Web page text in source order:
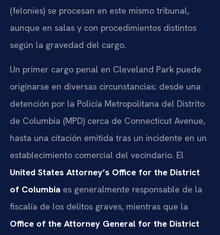
(felonies) se procesan en este mismo tribunal,
aunque en salas y con procedimientos distintos
según la gravedad del cargo.
Un primer cargo penal en Cleveland Park puede
originarse en diversas circunstancias: desde una
detención por la Policía Metropolitana del Distrito
de Columbia (MPD) cerca de Connecticut Avenue,
hasta una citación emitida tras un incidente en un
establecimiento comercial del vecindario. El
United States Attorney’s Office for the District
of Columbia es generalmente responsable de la
fiscalía de los delitos graves, mientras que la
Office of the Attorney General for the District